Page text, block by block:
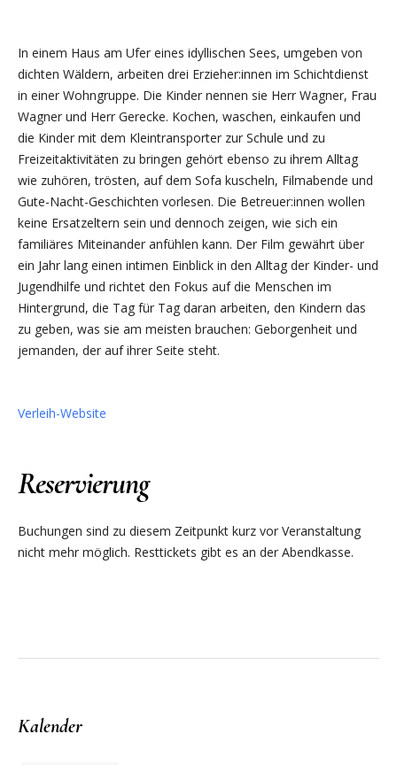
In einem Haus am Ufer eines idyllischen Sees, umgeben von
dichten Wäldern, arbeiten drei Erzieher:innen im Schichtdienst
in einer Wohngruppe. Die Kinder nennen sie Herr Wagner, Frau
Wagner und Herr Gerecke. Kochen, waschen, einkaufen und
die Kinder mit dem Kleintransporter zur Schule und zu
Freizeitaktivitäten zu bringen gehört ebenso zu ihrem Alltag
wie zuhören, trösten, auf dem Sofa kuscheln, Filmabende und
Gute-Nacht-Geschichten vorlesen. Die Betreuer:innen wollen
keine Ersatzeltern sein und dennoch zeigen, wie sich ein
familiäres Miteinander anfühlen kann. Der Film gewährt über
ein Jahr lang einen intimen Einblick in den Alltag der Kinder- und
Jugendhilfe und richtet den Fokus auf die Menschen im
Hintergrund, die Tag für Tag daran arbeiten, den Kindern das
zu geben, was sie am meisten brauchen: Geborgenheit und
jemanden, der auf ihrer Seite steht.
Verleih-Website
Reservierung
Buchungen sind zu diesem Zeitpunkt kurz vor Veranstaltung
nicht mehr möglich. Resttickets gibt es an der Abendkasse.
Kalender